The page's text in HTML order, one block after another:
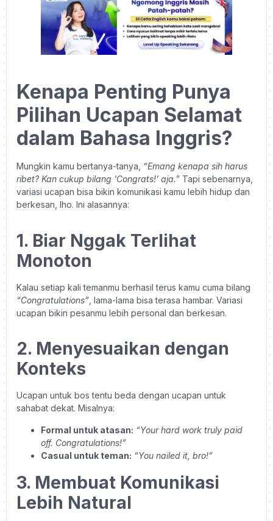
Kenapa Penting Punya
Pilihan Ucapan Selamat
dalam Bahasa Inggris?
Mungkin kamu bertanya-tanya, “Emang kenapa sih harus
ribet? Kan cukup bilang ‘Congrats!’ aja.” Tapi sebenarnya,
variasi ucapan bisa bikin komunikasi kamu lebih hidup dan
berkesan, lho. Ini alasannya:
1. Biar Nggak Terlihat
Monoton
Kalau setiap kali temanmu berhasil terus kamu cuma bilang
“Congratulations” , lama-lama bisa terasa hambar. Variasi
ucapan bikin pesanmu lebih personal dan berkesan.
2. Menyesuaikan dengan
Konteks
Ucapan untuk bos tentu beda dengan ucapan untuk
sahabat dekat. Misalnya:
Formal untuk atasan: “Your hard work truly paid
off. Congratulations!”
Casual untuk teman: “You nailed it, bro!”
3. Membuat Komunikasi
Lebih Natural